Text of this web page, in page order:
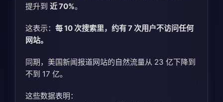
提升到 近 70%。
这表示： 每 10 次搜索里，约有 7 次用户不访问任何
网站。
同期，美国新闻报道网站的自然流量从 23 亿下降到
不到 17 亿。
这些数据表明：